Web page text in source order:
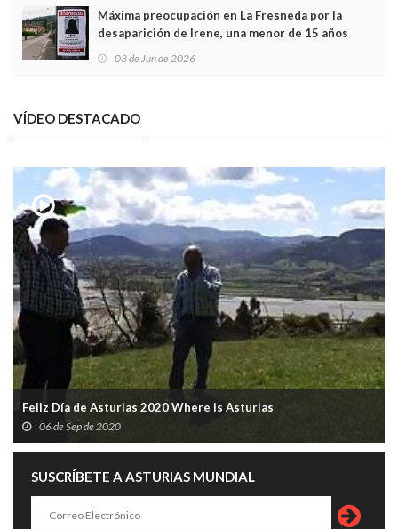
Máxima preocupación en La Fresneda por la
desaparición de Irene, una menor de 15 años
03 de Jun de 2026
VÍDEO DESTACADO
Feliz Día de Asturias 2020 Where is Asturias
06 de Sep de 2020
SUSCRÍBETE A ASTURIAS MUNDIAL